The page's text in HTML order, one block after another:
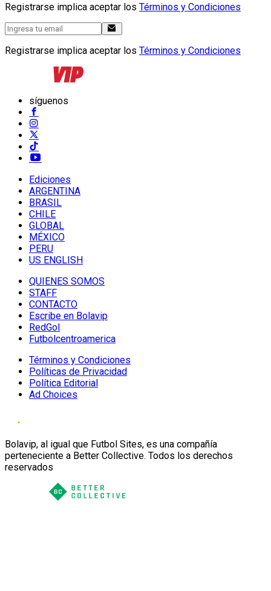
Registrarse implica aceptar los Términos y Condiciones
Registrarse implica aceptar los Términos y Condiciones
síguenos
Ediciones
ARGENTINA
BRASIL
CHILE
GLOBAL
MÉXICO
PERU
US ENGLISH
QUIENES SOMOS
STAFF
CONTACTO
Escribe en Bolavip
RedGol
Futbolcentroamerica
Términos y Condiciones
Políticas de Privacidad
Política Editorial
Ad Choices
Bolavip, al igual que Futbol Sites, es una compañía
perteneciente a Better Collective. Todos los derechos
reservados